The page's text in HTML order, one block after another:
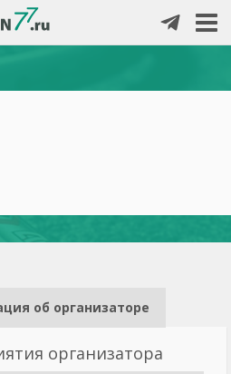
об организаторе
организатора